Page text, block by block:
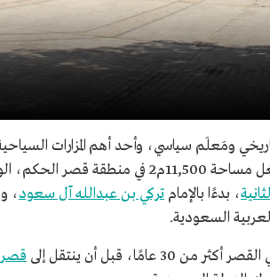
ومَعلَم سياسي، وأحد أهم المزارات السياحية
العربية السعودية. يشغل مساحة
، بدءًا بالإمام تركي بن عبدالله آل سعود،
السعودية.
عامًا، قبل أن ينتقل إلى قصر